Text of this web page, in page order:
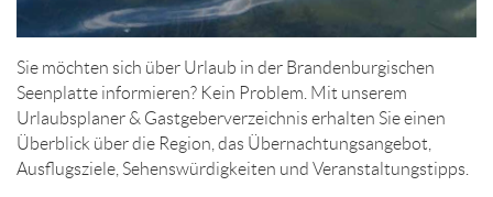
Sie möchten sich über Urlaub in der Brandenburgischen
Seenplatte informieren? Kein Problem. Mit unserem
Urlaubsplaner & Gastgeberverzeichnis erhalten Sie einen
Überblick über die Region, das Übernachtungsangebot,
Ausflugsziele, Sehenswürdigkeiten und Veranstaltungstipps.